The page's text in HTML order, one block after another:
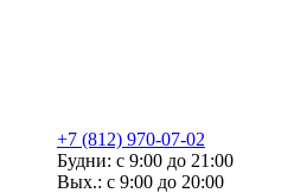
+7 (812) 970-07-02
Будни: с 9:00 до 21:00
Вых.: с 9:00 до 20:00